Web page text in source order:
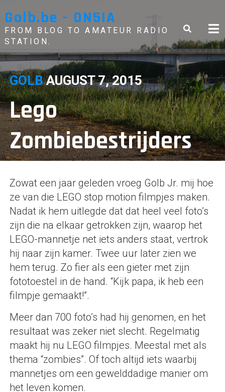
to
content
Golb.be – ON5IA
FROM BLOG TO AMATEUR RADIO
STATION.
GOLB AUGUST 7, 2015
Lego
Zombiebestrijders
Zowat een jaar geleden vroeg Golb Jr. mij hoe
ze van die LEGO stop motion filmpjes maken.
Nadat ik hem uitlegde dat dat heel veel foto’s
zijn die na elkaar getrokken zijn, waarop het
LEGO-mannetje net iets anders staat, vertrok
hij naar zijn kamer. Twee uur later zien we
hem terug. Zo fier als een gieter met zijn
fototoestel in de hand. “Kijk papa, ik heb een
filmpje gemaakt!”.
Meer dan 700 foto’s had hij genomen, en het
resultaat was zeker niet slecht. Regelmatig
maakt hij nu LEGO filmpjes. Meestal met als
thema “zombies”. Of toch altijd iets waarbij
mannetjes om een gewelddadige manier om
het leven komen.